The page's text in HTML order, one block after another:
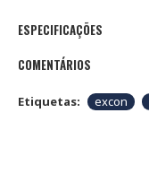
ESPECIFICAÇÕES
COMENTÁRIOS
Etiquetas: excon